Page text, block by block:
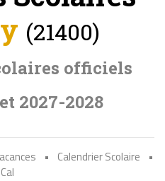
(21400)
officiels
2027-2028
• Calendrier Scolaire
•
iCal